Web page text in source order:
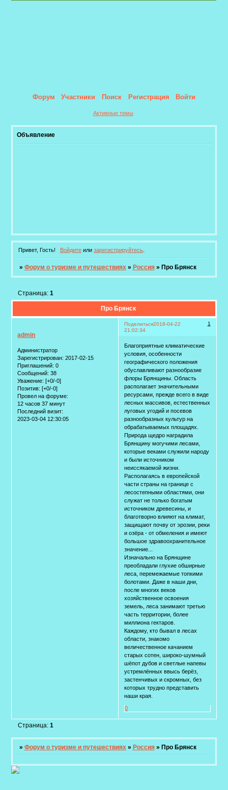
Форум Участники Поиск Регистрация Войти
Активные темы
Объявление
Привет, Гость! Войдитеили зарегистрируйтесь.
» Форум о туризме и путешествиях » Россия » Про Брянск
Про Брянск
Страница: 1
Поделиться 1
2018-04-22
21:02:34
admin
Администратор
Зарегистрирован: 2017-02-15
Приглашений: 0
Сообщений: 38
Уважение: [+0/-0]
Позитив: [+0/-0]
Провел на форуме:
12 часов 37 минут
Последний визит:
2023-03-04 12:30:05
Благоприятные климатические
условия, особенности
географического положения
обуславливают разнообразие
флоры Брянщины. Область
располагает значительными
ресурсами, прежде всего в виде
лесных массивов, естественных
луговых угодий и посевов
разнообразных культур на
обрабатываемых площадях.
Природа щедро наградила
Брянщину могучими лесами,
которые веками служили народу
и были источником
неиссякаемой жизни.
Располагаясь в европейской
части страны на границе с
лесостепными областями, они
служат не только богатым
источником древесины, и
благотворно влияют на климат,
защищают почву от эрозии, реки
и озёра - от обмеления и имеют
большое здравоохранительное
значение...
Изначально на Брянщине
преобладали глухие обширные
леса, перемежаемые топкими
болотами. Даже в наши дни,
после многих веков
хозяйственное освоения
земель, леса занимают третью
часть территории, более
миллиона гектаров.
Каждому, кто бывал в лесах
области, знакомо
величественное качанием
старых сотен, широко-шумный
шёпот дубов и светлые напевы
устремлённых ввысь берёз,
застенчивых и скромных, без
которых трудно представить
наши края.
0
Страница: 1
» Форум о туризме и путешествиях » Россия » Про Брянск